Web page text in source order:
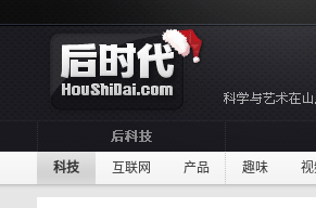
科技 互联网 产品 趣味 视